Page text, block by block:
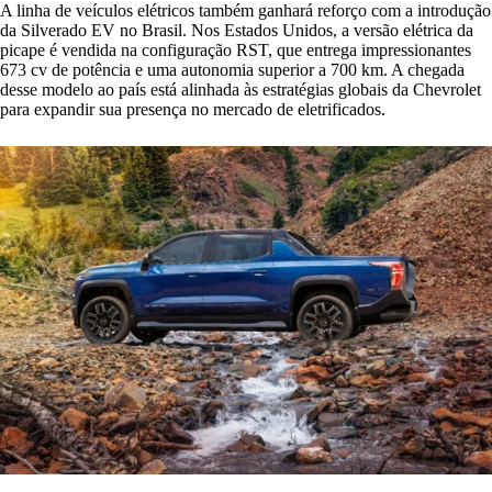
A linha de veículos elétricos também ganhará reforço com a introdução
da Silverado EV no Brasil. Nos Estados Unidos, a versão elétrica da
picape é vendida na configuração RST, que entrega impressionantes
673 cv de potência e uma autonomia superior a 700 km. A chegada
desse modelo ao país está alinhada às estratégias globais da Chevrolet
para expandir sua presença no mercado de eletrificados.